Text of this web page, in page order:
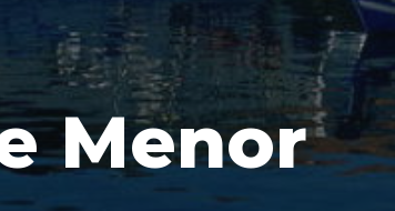
Menor